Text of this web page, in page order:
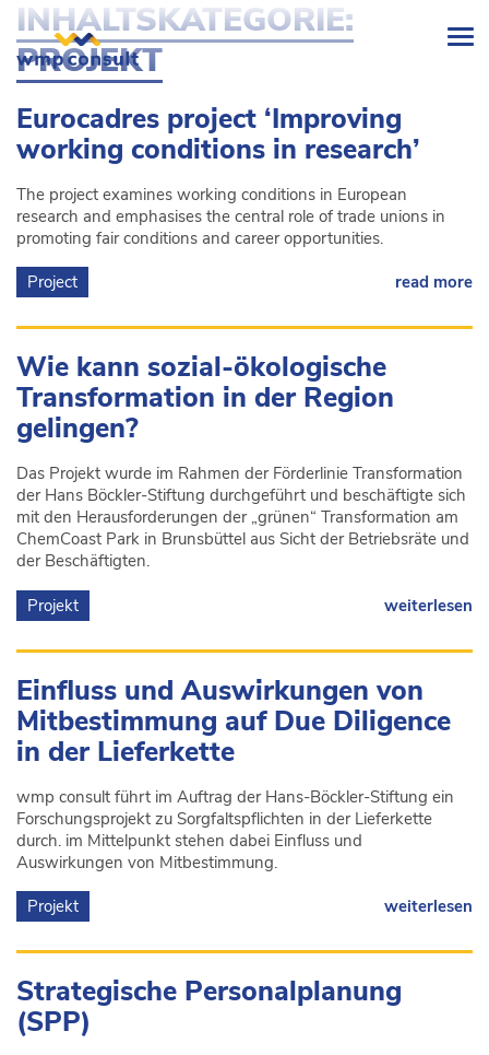
wmp
consult
-
INHALTSKATEGORIE:
PROJEKT
Eurocadres project ‘Improving
working conditions in research’
The project examines working conditions in European
research and emphasises the central role of trade unions in
promoting fair conditions and career opportunities.
Project read more
Wie kann sozial-ökologische
Transformation in der Region
gelingen?
Das Projekt wurde im Rahmen der Förderlinie Transformation
der Hans Böckler-Stiftung durchgeführt und beschäftigte sich
mit den Herausforderungen der „grünen“ Transformation am
ChemCoast Park in Brunsbüttel aus Sicht der Betriebsräte und
der Beschäftigten.
Projekt weiterlesen
Einfluss und Auswirkungen von
Mitbestimmung auf Due Diligence
in der Lieferkette
wmp consult führt im Auftrag der Hans-Böckler-Stiftung ein
Forschungsprojekt zu Sorgfaltspflichten in der Lieferkette
durch. im Mittelpunkt stehen dabei Einfluss und
Auswirkungen von Mitbestimmung.
Projekt weiterlesen
Strategische Personalplanung
(SPP)